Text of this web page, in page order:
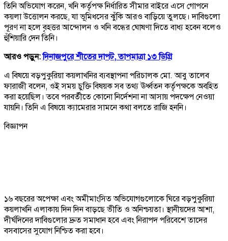
তিনি অভিযোগ করেন, খনি কর্তৃপক্ষ নির্ধারিত সীমার বাইরে এসে গোপনে
কয়লা উত্তোলন করছে, যা ভূমিধসের ঝুঁকি আরও বাড়িয়ে তুলছে। দাবিগুলো
পূরণ না হলে বৃহত্তর আন্দোলন ও খনি বন্ধের ঘোষণা দিতে বাধ্য হবেন বলেও
হুঁশিয়ারি দেন তিনি।
আরও পড়ুন:দিনাজপুরে শীতের দাপট, তাপমাত্রা ১৩ ডিগ্রি
এ বিষয়ে বড়পুকুরিয়া কয়লাখনির ব্যবস্থাপনা পরিচালক মো. আবু তালেব
ফারাজী বলেন, ওই সময় চুক্তি বিষয়ক সব তথ্য ঊর্ধ্বতন কর্তৃপক্ষকে অবহিত
করা হয়েছিল। তবে পরবর্তীতে কোনো নির্দেশনা না আসায় পদক্ষেপ নেওয়া
যায়নি। তিনি এ বিষয়ে ক্যামেরার সামনে কথা বলতে রাজি হননি।
বিজ্ঞাপন
১৬ বছরের অপেক্ষা এবং অমীমাংসিত অভিযোগগুলোকে ঘিরে বড়পুকুরিয়া
কয়লাখনি এলাকায় দিন দিন বাড়ছে ভীতি ও অনিশ্চয়তা। স্থানীয়দের আশা,
দীর্ঘদিনের দাবিগুলোর দ্রুত সমাধান হবে এবং নিরাপদ পরিবেশে তাদের
বসবাসের সুযোগ নিশ্চিত করা হবে।